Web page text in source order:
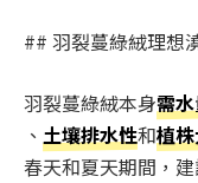
## 羽裂蔓綠絨理想
羽裂蔓綠絨本身需
、 土壤排水性和植
春天和夏天期間，